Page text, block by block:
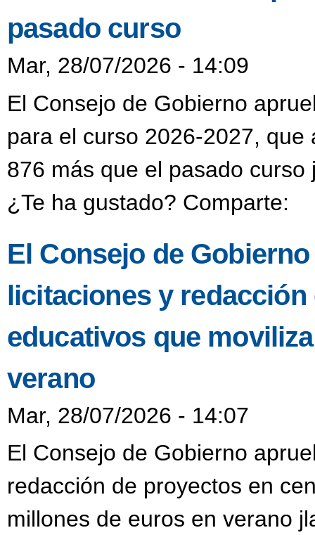
pasado curso
Mar, 28/07/2026 - 14:09
El Consejo de Gobierno
para el curso 2026-2027,
876 más que el pasado
¿Te ha gustado? Comparte:
El Consejo de
licitaciones y
educativos que
verano
Mar, 28/07/2026 - 14:07
El Consejo de Gobierno
redacción de proyectos en
millones de euros en verano